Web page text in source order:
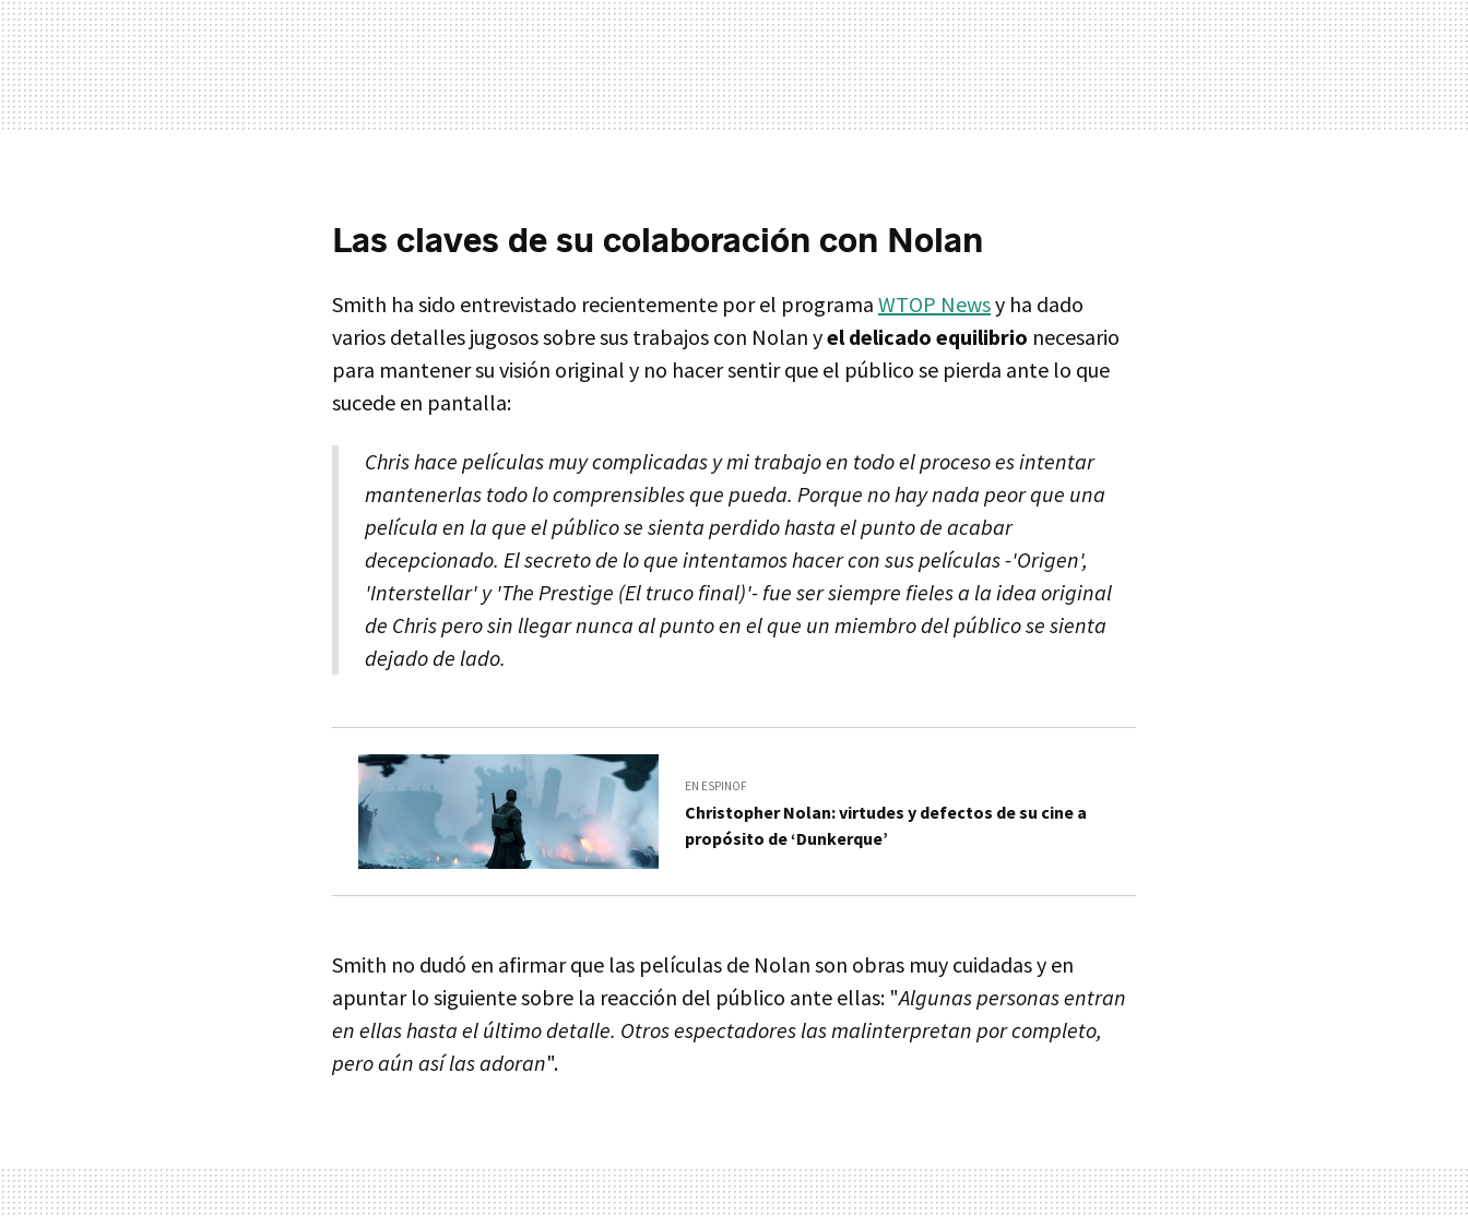
Las claves de su colaboración con Nolan
Smith ha sido entrevistado recientemente por el programa WTOP Newsy ha dado
varios detalles jugosos sobre sus trabajos con Nolan yel delicado equilibrio necesario
para mantener su visión original y no hacer sentir que el público se pierda ante lo que
sucede en pantalla:
Chris hace películas muy complicadas y mi trabajo en todo el proceso es intentar
mantenerlas todo lo comprensibles que pueda. Porque no hay nada peor que una
película en la que el público se sienta perdido hasta el punto de acabar
decepcionado. El secreto de lo que intentamos hacer con sus películas -'Origen',
'Interstellar' y 'The Prestige (El truco final)'- fue ser siempre fieles a la idea original
de Chris pero sin llegar nunca al punto en el que un miembro del público se sienta
dejado de lado.
EN ESPINOF
Christopher Nolan: virtudes y defectos de su cine a
propósito de ‘Dunkerque’
Smith no dudó en afirmar que las películas de Nolan son obras muy cuidadas y en
apuntar lo siguiente sobre la reacción del público ante ellas: "Algunas personas entran
en ellas hasta el último detalle. Otros espectadores las malinterpretan por completo,
pero aún así las adoran".